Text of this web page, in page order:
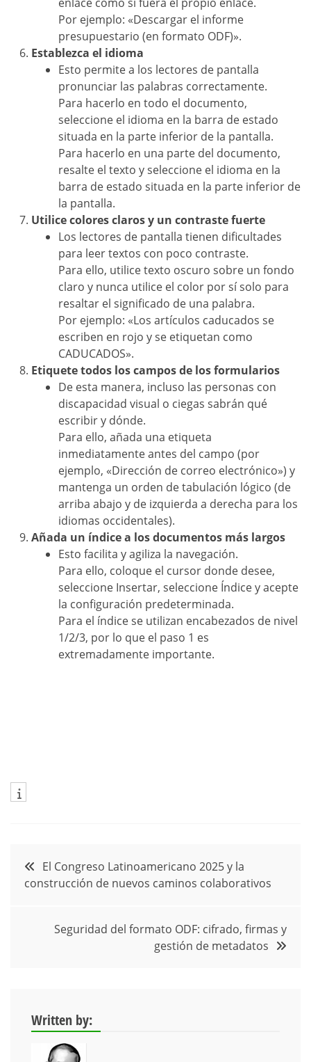
Por ejemplo: «Descargar el informe
presupuestario (en formato ODF)».
Establezca el idioma
Esto permite a los lectores de pantalla
pronunciar las palabras correctamente.
Para hacerlo en todo el documento,
seleccione el idioma en la barra de estado
situada en la parte inferior de la pantalla.
Para hacerlo en una parte del documento,
resalte el texto y seleccione el idioma en la
barra de estado situada en la parte inferior de
la pantalla.
Utilice colores claros y un contraste fuerte
Los lectores de pantalla tienen dificultades
para leer textos con poco contraste.
Para ello, utilice texto oscuro sobre un fondo
claro y nunca utilice el color por sí solo para
resaltar el significado de una palabra.
Por ejemplo: «Los artículos caducados se
escriben en rojo y se etiquetan como
CADUCADOS».
Etiquete todos los campos de los formularios
De esta manera, incluso las personas con
discapacidad visual o ciegas sabrán qué
escribir y dónde.
Para ello, añada una etiqueta
inmediatamente antes del campo (por
ejemplo, «Dirección de correo electrónico») y
mantenga un orden de tabulación lógico (de
arriba abajo y de izquierda a derecha para los
idiomas occidentales).
Añada un índice a los documentos más largos
Esto facilita y agiliza la navegación.
Para ello, coloque el cursor donde desee,
seleccione Insertar, seleccione Índice y acepte
la configuración predeterminada.
Para el índice se utilizan encabezados de nivel
1/2/3, por lo que el paso 1 es
extremadamente importante.
Navegación
de
entradas
El Congreso Latinoamericano 2025 y la
construcción de nuevos caminos colaborativos
Seguridad del formato ODF: cifrado, firmas y
gestión de metadatos
Written by: